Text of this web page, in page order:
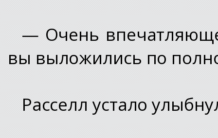
— Очень
вы выложились по
Расселл устало